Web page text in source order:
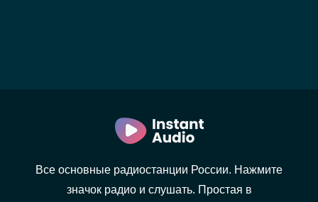
Все основные радиостанции России. Нажмите
значок радио и слушать. Простая в